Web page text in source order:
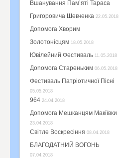
Вшанування Пам’яті Тараса
Григоровича Шевченка 22.05.2018
Допомога Хворим
Золотонісцям 18.05.2018
Ювілейний Фестиваль 11.05.2018
Доnомога Стареньким 06.05.2018
Фестиваль Патріотичної Пісні
05.05.2018
964 24.04.2018
Допомога Мешканцям Макіївки
23.04.2018
Світле Воскресіння 08.04.2018
БЛАГОДАТНИЙ ВОГОНЬ
07.04.2018